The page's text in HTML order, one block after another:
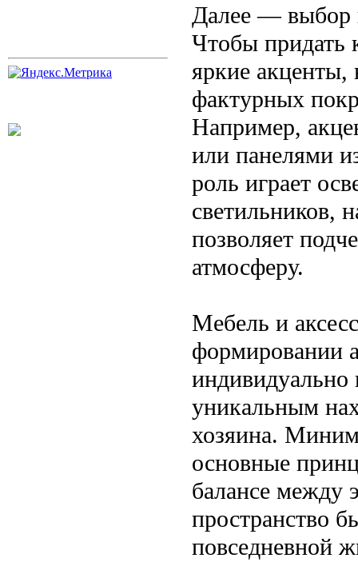
Далее — выбор
Чтобы придать
яркие акценты,
фактурных
Например,
или панелями
роль играет
светильников,
позволяет
атмосферу.
Мебель и
формировании
индивидуально
уникальным
хозяина.
основные
балансе между
пространство
повседневной